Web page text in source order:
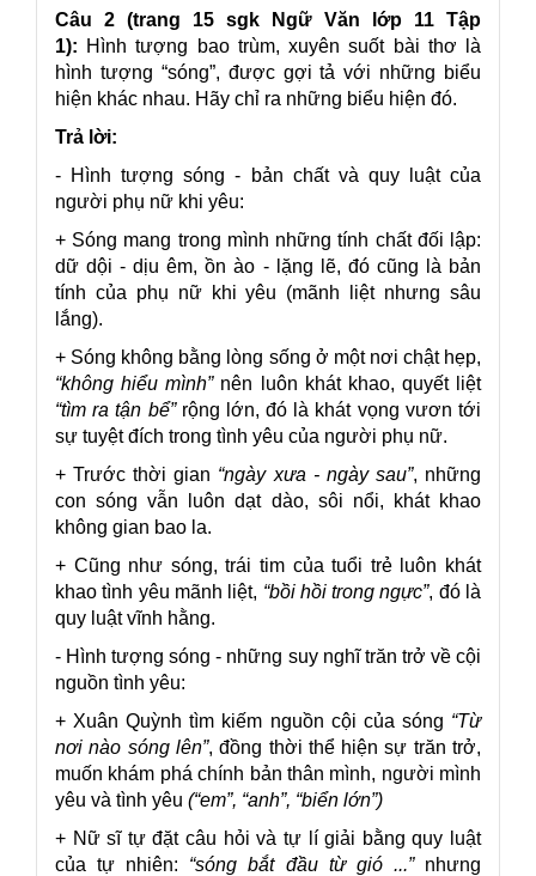
Câu 2 (trang 15 sgk Ngữ Văn lớp 11 Tập
1): Hình tượng bao trùm, xuyên suốt bài thơ là
hình tượng “sóng”, được gợi tả với những biểu
hiện khác nhau. Hãy chỉ ra những biểu hiện đó.
Trả lời:
- Hình tượng sóng - bản chất và quy luật của
người phụ nữ khi yêu:
+ Sóng mang trong mình những tính chất đối lập:
dữ dội - dịu êm, ồn ào - lặng lẽ, đó cũng là bản
tính của phụ nữ khi yêu (mãnh liệt nhưng sâu
lắng).
+ Sóng không bằng lòng sống ở một nơi chật hẹp,
“không hiểu mình”nên luôn khát khao, quyết liệt
“tìm ra tận bể”rộng lớn, đó là khát vọng vươn tới
sự tuyệt đích trong tình yêu của người phụ nữ.
+ Trước thời gian “ngày xưa - ngày sau”, những
con sóng vẫn luôn dạt dào, sôi nổi, khát khao
không gian bao la.
+ Cũng như sóng, trái tim của tuổi trẻ luôn khát
khao tình yêu mãnh liệt, “bồi hồi trong ngực”, đó là
quy luật vĩnh hằng.
- Hình tượng sóng - những suy nghĩ trăn trở về cội
nguồn tình yêu:
+ Xuân Quỳnh tìm kiếm nguồn cội của sóng “Từ
nơi nào sóng lên”, đồng thời thể hiện sự trăn trở,
muốn khám phá chính bản thân mình, người mình
yêu và tình yêu (“em”, “anh”, “biển lớn”)
+ Nữ sĩ tự đặt câu hỏi và tự lí giải bằng quy luật
của tự nhiên: “sóng bắt đầu từ gió ...”nhưng